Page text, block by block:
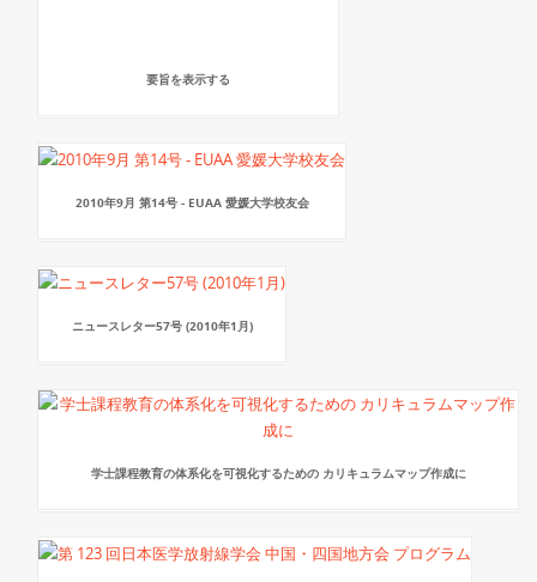
要旨を表示する
2010年9月 第14号 - EUAA 愛媛大学校友会
ニュースレター57号 (2010年1月)
学士課程教育の体系化を可視化するための カリキュラムマップ作成に